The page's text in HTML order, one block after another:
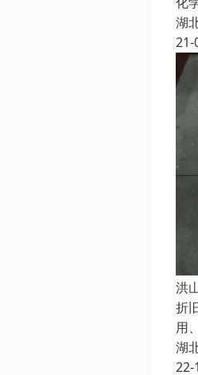
湖
21-
洪
折
用
湖
22-